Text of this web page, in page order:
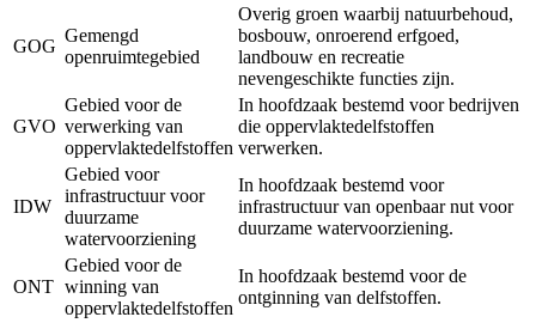
GOG
Gemengd
openruimtegebied
Overig groen waarbij natuurbehoud,
bosbouw, onroerend erfgoed,
landbouw en recreatie
nevengeschikte functies zijn.
GVO
Gebied voor de
verwerking van
oppervlaktedelfstoffen
In hoofdzaak bestemd voor bedrijven
die oppervlaktedelfstoffen
verwerken.
IDW
Gebied voor
infrastructuur voor
duurzame
watervoorziening
In hoofdzaak bestemd voor
infrastructuur van openbaar nut voor
duurzame watervoorziening.
ONT
Gebied voor de
winning van
oppervlaktedelfstoffen
In hoofdzaak bestemd voor de
ontginning van delfstoffen.